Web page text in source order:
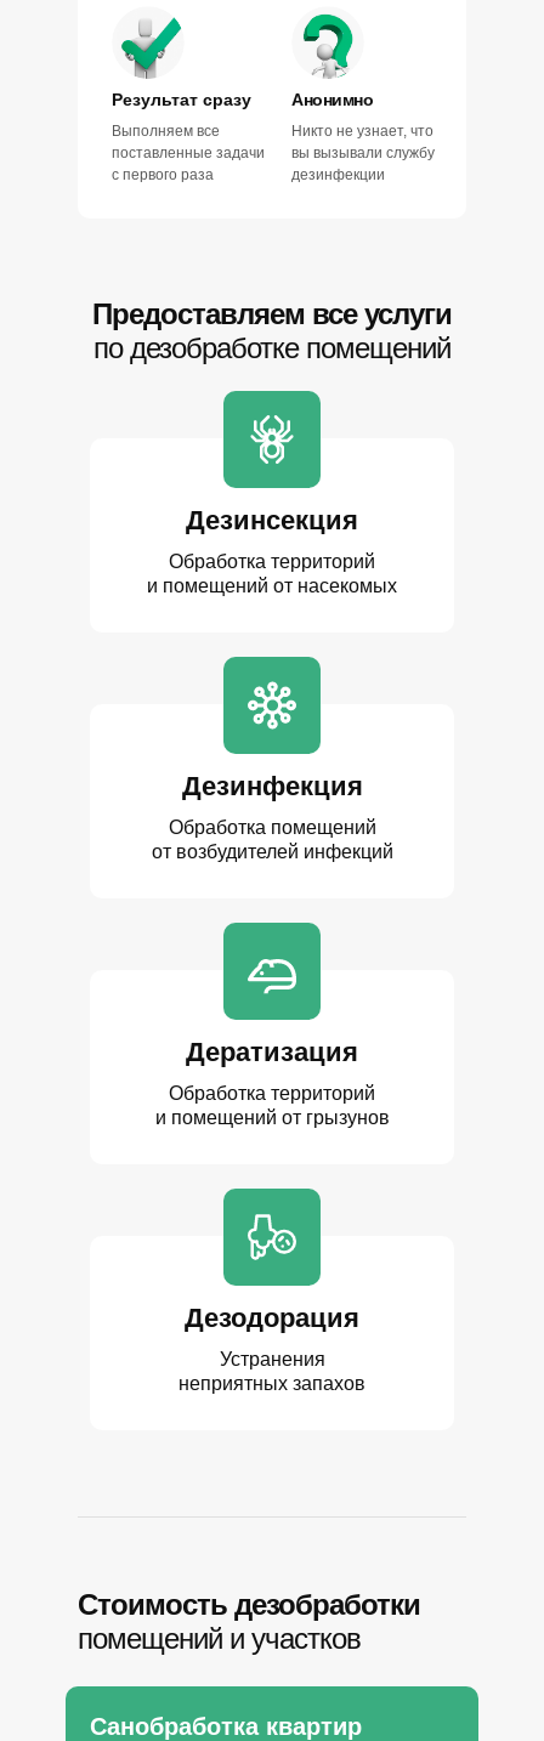
Анонимно
Выполняем все
поставленные задачи
с первого раза
Результат сразу
Никто не узнает, что
вы вызывали службу
дезинфекции
Дезинсекция
Обработка территорий
и помещений от насекомых
Дератизация
Обработка территорий
и помещений от грызунов
Дезинфекция
Обработка помещений
от возбудителей инфекций
Дезодорация
Устранения
неприятных запахов
Предоставляем все услуги
по дезобработке помещений
Санобработка квартир
Стоимость дезобработки
помещений и участков